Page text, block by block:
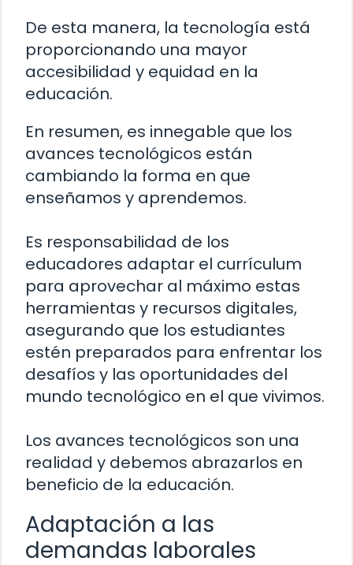
De esta manera, la tecnología está
proporcionando una mayor
accesibilidad y equidad en la
educación.
En resumen, es innegable que los
avances tecnológicos están
cambiando la forma en que
enseñamos y aprendemos.
Es responsabilidad de los
educadores adaptar el currículum
para aprovechar al máximo estas
herramientas y recursos digitales,
asegurando que los estudiantes
estén preparados para enfrentar los
desafíos y las oportunidades del
mundo tecnológico en el que vivimos.
Los avances tecnológicos son una
realidad y debemos abrazarlos en
beneficio de la educación.
Adaptación a las
demandas laborales